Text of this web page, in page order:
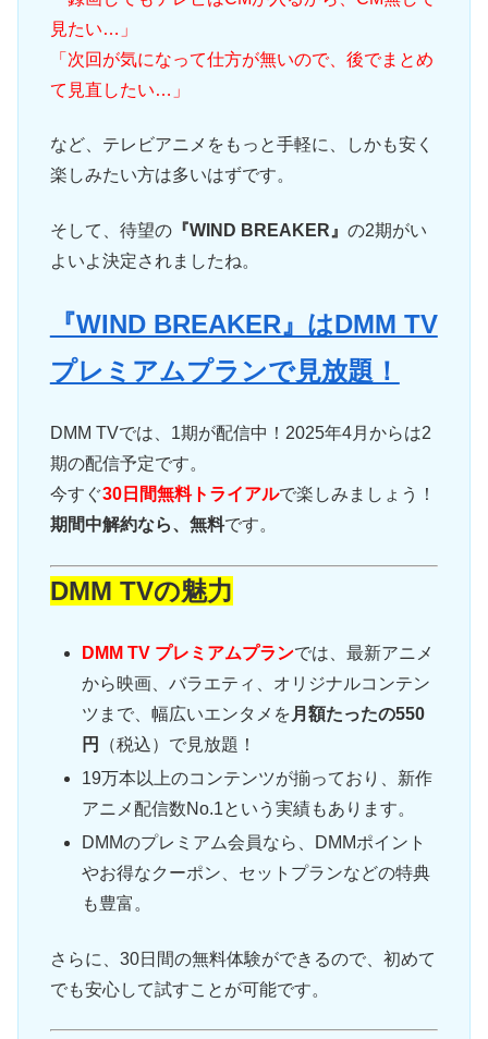
見たい…」
「次回が気になって仕方が無いので、後でまとめ
て見直したい…」
など、テレビアニメをもっと手軽に、しかも安く
楽しみたい方は多いはずです。
そして、待望の『WIND BREAKER』 の2期がい
よいよ決定されましたね。
『WIND BREAKER』はDMM TV
プレミアムプランで見放題！
DMM TVでは、1期が配信中！2025年4月からは2
期の配信予定です。
今すぐ30日間無料トライアルで楽しみましょう！
期間中解約なら、無料です。
DMM TVの魅力
DMM TV プレミアムプランでは、最新アニメ
から映画、バラエティ、オリジナルコンテン
ツまで、幅広いエンタメを 月額たったの550
円
（税込）で見放題！
19万本以上のコンテンツが揃っており、新作
アニメ配信数No.1という実績もあります。
DMMのプレミアム会員なら、DMMポイント
やお得なクーポン、セットプランなどの特典
も豊富。
さらに、30日間の無料体験ができるので、初めて
でも安心して試すことが可能です。